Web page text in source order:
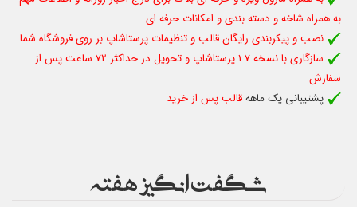
به همراه شاخه و دسته بندی و امکانات حرفه ای
نصب و پیکربندی رایگان قالب و تنظیمات پرستاشاپ بر روی فروشگاه شما
سازگاری با نسخه 1.7 پرستاشاپ و تحویل در حداکثر 72 ساعت پس از
سفارش
پشتیبانی یک ماههقالب پس از خرید
شگفت انگیز هفته